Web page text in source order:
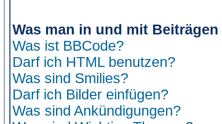
Was man in und mit
Was ist BBCode?
Darf ich HTML benutzen?
Was sind Smilies?
Darf ich Bilder einfügen?
Was sind Ankündigungen?